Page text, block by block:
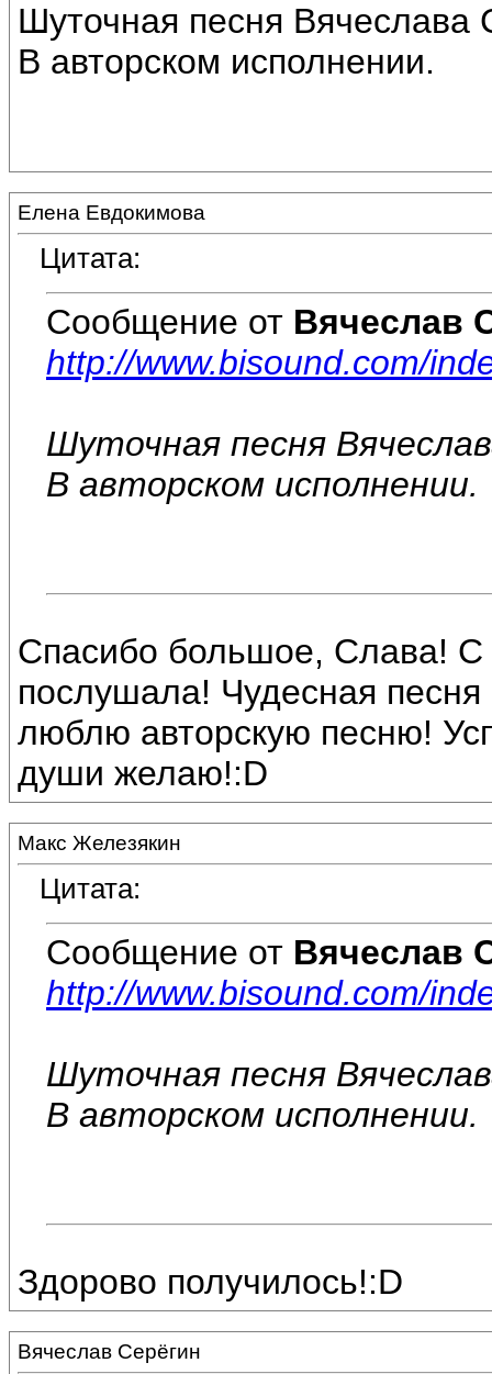
Шуточная песня Вячеслава
В авторском исполнении.
Елена Евдокимова
Цитата:
Сообщение от Вячеслав
http://www.bisound.com/
Шуточная песня
В авторском исполнении.
Спасибо большое, Слава!
послушала! Чудесная
люблю авторскую песню!
души желаю!:D
Макс Железякин
Цитата:
Сообщение от Вячеслав
http://www.bisound.com/
Шуточная песня
В авторском исполнении.
Здорово получилось!:D
Вячеслав Серёгин